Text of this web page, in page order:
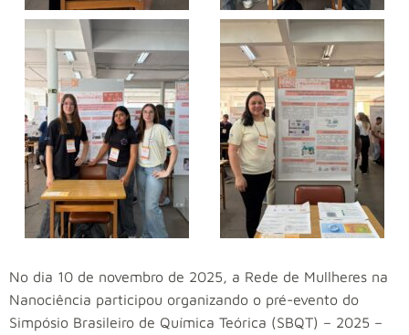
No dia 10 de novembro de 2025, a Rede de Mullheres na
Nanociência participou organizando o pré-evento do
Simpósio Brasileiro de Química Teórica (SBQT) – 2025 –